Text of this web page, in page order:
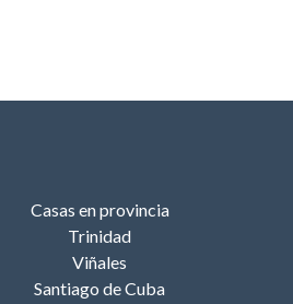
Casas en provincia
Trinidad
Viñales
Santiago de Cuba